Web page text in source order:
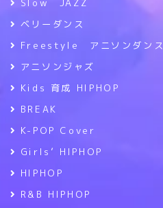
Slow JAZZ
ベリーダンス
Freestyle アニソンダンス
アニソンジャズ
Kids 育成 HIPHOP
BREAK
K-POP Cover
Girls’ HIPHOP
HIPHOP
R&B HIPHOP